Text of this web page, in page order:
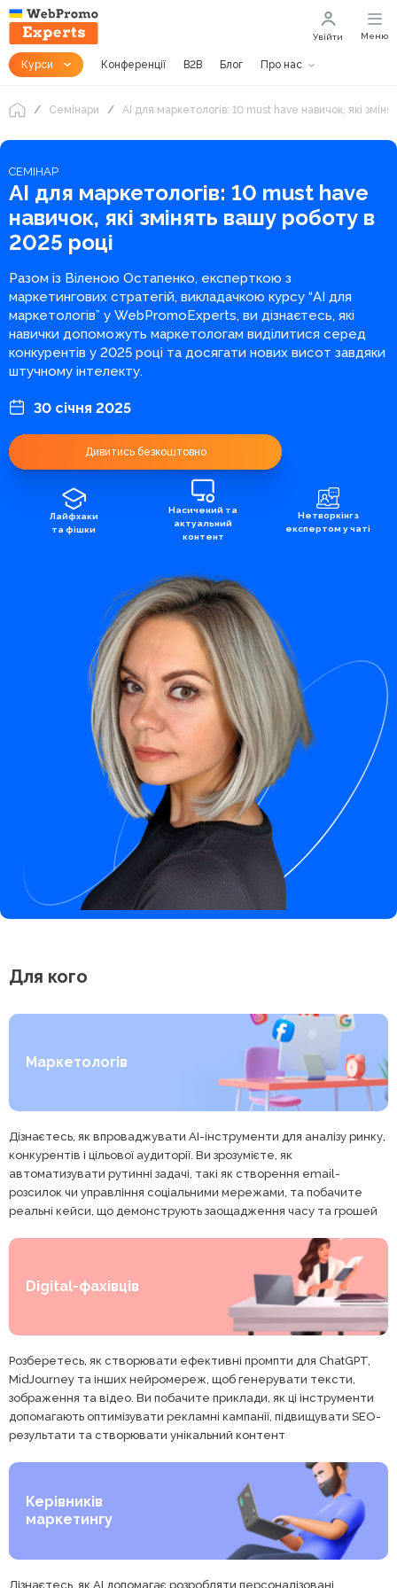
Курси Конференції B2B Блог Про нас
Увійти Меню
Семінари AI для маркетологів: 10 must have навичок, які
СЕМІНАР
AI для маркетологів: 10 must have
навичок, які змінять вашу роботу в
2025 році
Разом із Віленою Остапенко, експерткою з
маркетингових стратегій, викладачкою курсу “AI для
маркетологів” у WebPromoExperts, ви дізнаєтесь, які
навички допоможуть маркетологам виділитися серед
конкурентів у 2025 році та досягати нових висот завдяки
штучному інтелекту.
30 січня 2025
Дивитись безкоштовно
Лайфхаки
та фішки
Насичений та
актуальний
контент
Нетворкінг з
експертом у чаті
Для кого
Маркетологів
Дізнаєтесь, як впроваджувати AI-інструменти для аналізу ринку,
конкурентів і цільової аудиторії. Ви зрозумієте, як
автоматизувати рутинні задачі, такі як створення email-
розсилок чи управління соціальними мережами, та побачите
реальні кейси, що демонструють заощадження часу та грошей
Digital-фахівців
Розберетесь, як створювати ефективні промпти для ChatGPT,
MidJourney та інших нейромереж, щоб генерувати тексти,
зображення та відео. Ви побачите приклади, як ці інструменти
допомагають оптимізувати рекламні кампанії, підвищувати SEO-
результати та створювати унікальний контент
Керівників
маркетингу
Дізнаєтесь, як AI допомагає розробляти персоналізовані